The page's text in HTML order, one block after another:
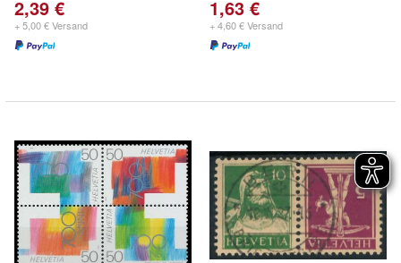
2,39 €
+ 5,00 € Versand
1,63 €
+ 4,60 € Versand